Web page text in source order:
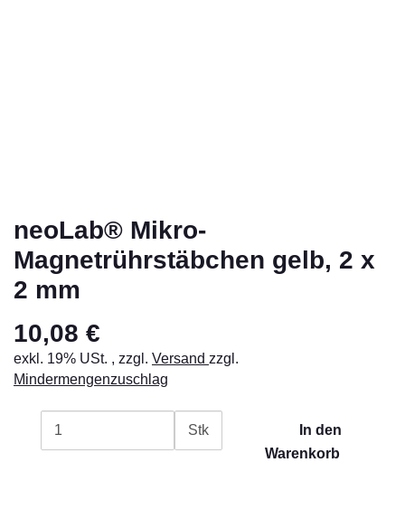
neoLab® Mikro-
Magnetrührstäbchen gelb, 2 x
2 mm
10,08 €
exkl. 19% USt. , zzgl. Versand zzgl.
Mindermengenzuschlag
Stk
In den
Warenkorb